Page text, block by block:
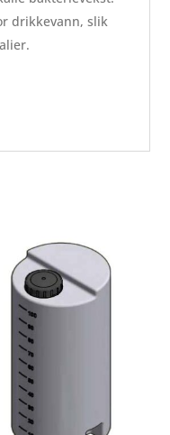
drikkevann, slik